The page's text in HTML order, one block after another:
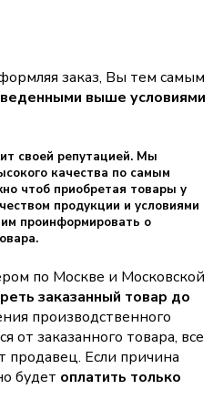
заказ, Вы тем самым
выше условиями
своей репутацией. Мы
качества по самым
чтоб приобретая товары у
продукции и условиями
проинформировать о
по Москве и Московской
заказанный товар до
производственного
от заказанного товара, все
продавец. Если причина
будет оплатить только